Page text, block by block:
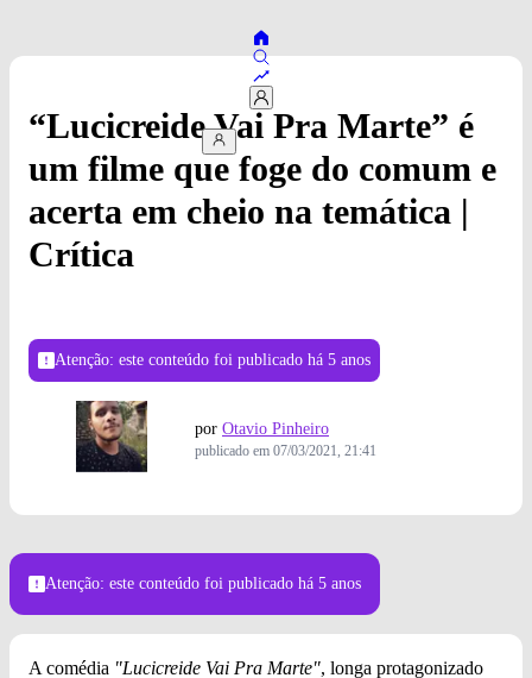
“Lucicreide Vai Pra Marte” é
um filme que foge do comum e
acerta em cheio na temática |
Crítica
Atenção: este conteúdo foi publicado há 5 anos
por Otavio Pinheiro
publicado em 07/03/2021, 21:41
Atenção: este conteúdo foi publicado há 5 anos
A comédia "Lucicreide Vai Pra Marte", longa protagonizado